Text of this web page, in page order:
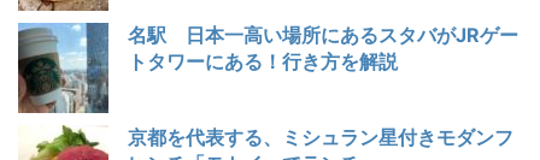
名駅 日本一高い場所にあるスタバがJRゲー
トタワーにある！行き方を解説
京都を代表する、ミシュラン星付きモダンフ